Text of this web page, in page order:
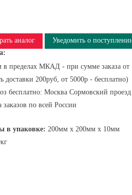
аналог
Уведомить о
в пределах МКАД - при сумме заказа от
доставки 200руб, от 5000р - бесплатно)
бесплатно: Москва Сормовский проезд
заказов по всей России
в упаковке: 200мм x 200мм x 10мм